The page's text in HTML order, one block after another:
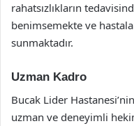
rahatsızlıkların
benimsemekte ve
sunmaktadır.
Uzman Kadro
Bucak Lider
uzman ve deneyimli